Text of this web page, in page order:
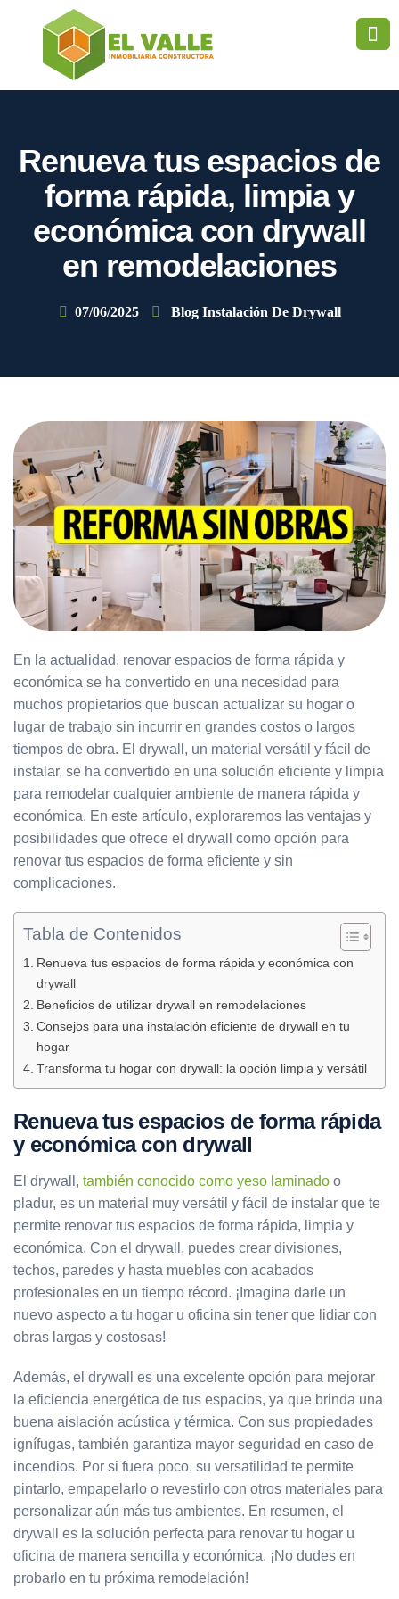
Renueva tus espacios de
forma rápida, limpia y
económica con drywall
en remodelaciones
07/06/2025 Blog Instalación De Drywall
En la actualidad, renovar espacios de forma rápida y
económica se ha convertido en una necesidad para
muchos propietarios que buscan actualizar su hogar o
lugar de trabajo sin incurrir en grandes costos o largos
tiempos de obra. El drywall, un material versátil y fácil de
instalar, se ha convertido en una solución eficiente y limpia
para remodelar cualquier ambiente de manera rápida y
económica. En este artículo, exploraremos las ventajas y
posibilidades que ofrece el drywall como opción para
renovar tus espacios de forma eficiente y sin
complicaciones.
Tabla de Contenidos
Renueva tus espacios de forma rápida y económica con
drywall
Beneficios de utilizar drywall en remodelaciones
Consejos para una instalación eficiente de drywall en tu
hogar
Transforma tu hogar con drywall: la opción limpia y versátil
Renueva tus espacios de forma rápida
y económica con drywall
El drywall, también conocido como yeso laminado o
pladur, es un material muy versátil y fácil de instalar que te
permite renovar tus espacios de forma rápida, limpia y
económica. Con el drywall, puedes crear divisiones,
techos, paredes y hasta muebles con acabados
profesionales en un tiempo récord. ¡Imagina darle un
nuevo aspecto a tu hogar u oficina sin tener que lidiar con
obras largas y costosas!
Además, el drywall es una excelente opción para mejorar
la eficiencia energética de tus espacios, ya que brinda una
buena aislación acústica y térmica. Con sus propiedades
ignífugas, también garantiza mayor seguridad en caso de
incendios. Por si fuera poco, su versatilidad te permite
pintarlo, empapelarlo o revestirlo con otros materiales para
personalizar aún más tus ambientes. En resumen, el
drywall es la solución perfecta para renovar tu hogar u
oficina de manera sencilla y económica. ¡No dudes en
probarlo en tu próxima remodelación!